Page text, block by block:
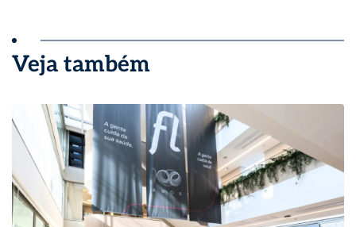
Veja também